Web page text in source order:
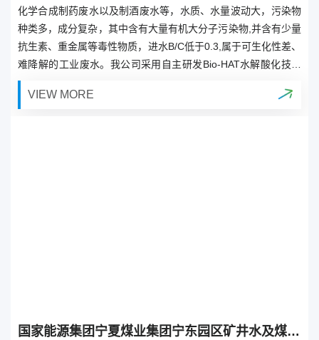
化学合成制药废水以及制酒废水等，水质、水量波动大，污染物
种类多，成分复杂，其中含有大量有机大分子污染物,并含有少量
抗生素、重金属等毒性物质，进水B/C低于0.3,属于可生化性差、
难降解的工业废水。我公司采用自主研发Bio-HAT水解酸化技术
和高效沉淀池技术,出水达到《城镇污水处理厂污染物排放标准》
(GB18918-2002)一级A标准。
VIEW MORE
国家能源集团宁夏煤业集团宁东园区矿井水及煤化工废水综合第二阶段项目